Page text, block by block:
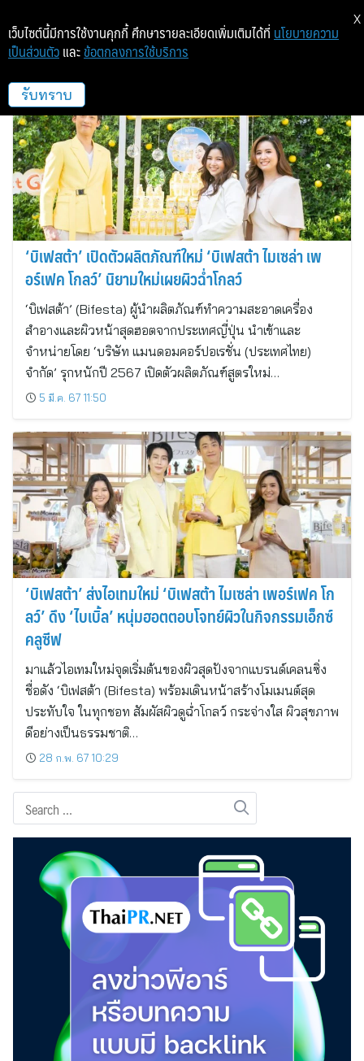
แมนดอมคอร์ปอเรชั่น (ประเทศไทย)
‘บิเฟสต้า’ เปิดตัวผลิตภัณฑ์ใหม่ ‘บิเฟสต้า ไมเซล่า เพ
อร์เฟค โกลว์’ นิยามใหม่เผยผิวฉ่ำโกลว์
‘บิเฟสต้า’ (Bifesta) ผู้นำผลิตภัณฑ์ทำความสะอาดเครื่อง
สำอางและผิวหน้าสุดฮอตจากประเทศญี่ปุ่น นำเข้าและ
จำหน่ายโดย ‘บริษัท แมนดอมคอร์ปอเรชั่น (ประเทศไทย)
จำกัด’ รุกหนักปี 2567 เปิดตัวผลิตภัณฑ์สูตรใหม่…
5 มี.ค. 67 11:50
‘บิเฟสต้า’ ส่งไอเทมใหม่ ‘บิเฟสต้า ไมเซล่า เพอร์เฟค โก
ลว์’ ดึง ‘ไบเบิ้ล’ หนุ่มฮอตตอบโจทย์ผิวในกิจกรรมเอ็กซ์
คลูซีฟ
มาแล้วไอเทมใหม่จุดเริ่มต้นของผิวสุดปังจากแบรนด์เคลนซิ่ง
ชื่อดัง ‘บิเฟสต้า (Bifesta) พร้อมเดินหน้าสร้างโมเมนต์สุด
ประทับใจ ในทุกชอท สัมผัสผิวดูฉ่ำโกลว์ กระจ่างใส ผิวสุขภาพ
ดีอย่างเป็นธรรมชาติ…
28 ก.พ. 67 10:29
เว็บไซต์นี้มีการใช้งานคุกกี้ ศึกษารายละเอียดเพิ่มเติมได้ที่ นโยบายความ
เป็นส่วนตัว และ ข้อตกลงการใช้บริการ
รับทราบ
X